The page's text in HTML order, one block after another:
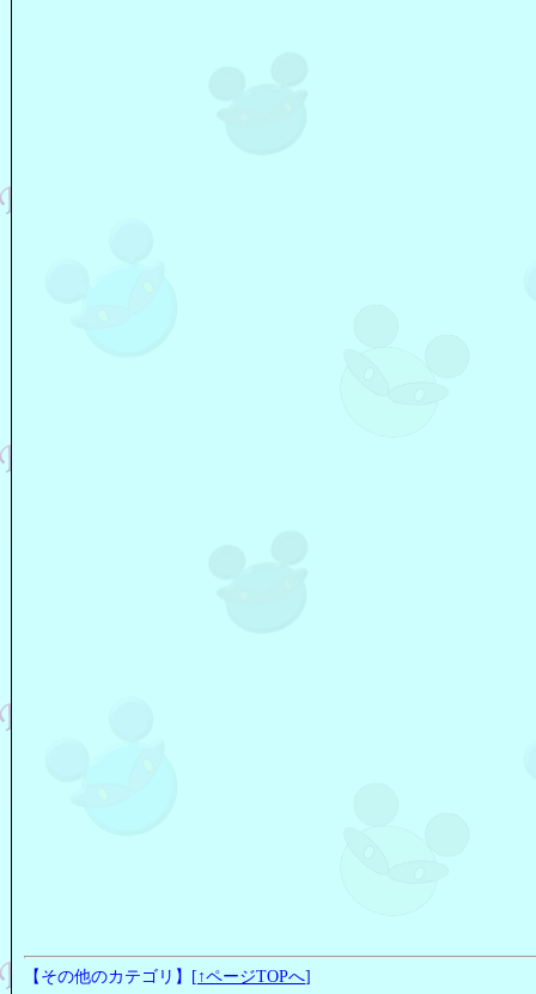
【その他のカテゴリ】 [ ↑ページTOPへ]